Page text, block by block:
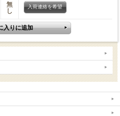
無
し
入荷連絡を希望